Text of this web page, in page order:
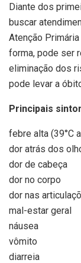
Diante dos
buscar
Atenção
forma, pode ser
eliminação dos
pode levar a
Principais
febre alta (39°C
dor atrás dos
dor de cabeça
dor no corpo
dor nas
mal-estar geral
náusea
vômito
diarreia